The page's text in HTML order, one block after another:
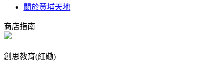
關於黃埔天地
商店指南
創思教育(紅磡)